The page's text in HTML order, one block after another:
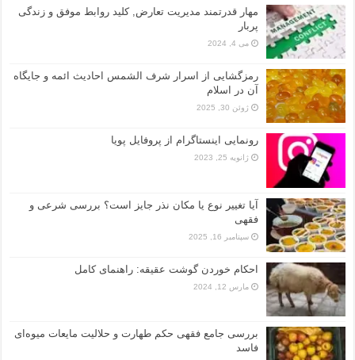
مهار قدرتمند مدیریت تعارض, کلید روابط موفق و زندگی
پربار
می 4, 2024
رمزگشایی از اسرار شرف الشمس احادیث ائمه و جایگاه
آن در اسلام
ژوئن 30, 2025
رونمایی اینستاگرام از پروفایل پویا
ژانویه 25, 2023
آیا تغییر نوع یا مکان نذر جایز است؟ بررسی شرعی و
فقهی
سپتامبر 16, 2025
احکام خوردن گوشت عقیقه: راهنمای کامل
مارس 12, 2024
بررسی جامع فقهی حکم طهارت و حلالیت مایعات میوه‌ای
فاسد